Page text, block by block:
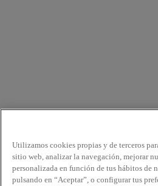
Utilizamos cookies propias y de terceros
sitio web, analizar la navegación, mejorar
personalizada en función de tus hábitos de
pulsando en “Aceptar”, o configurar tus